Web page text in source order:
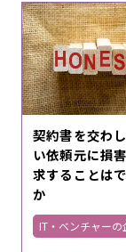
契約書を交わ
い依頼元に損
求することは
か
IT・ベンチャー